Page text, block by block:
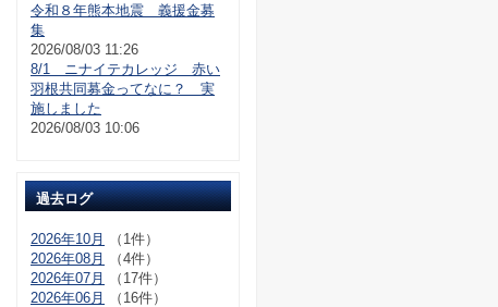
令和８年熊本地震 義援金募
集
2026/08/03 11:26
8/1 ニナイテカレッジ 赤い
羽根共同募金ってなに？ 実
施しました
2026/08/03 10:06
過去ログ
2026年10月
（1件）
2026年08月
（4件）
2026年07月
（17件）
2026年06月
（16件）